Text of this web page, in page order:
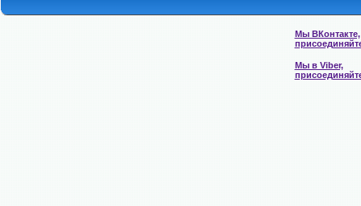
Мы ВКонтакте,
Мы в Viber,